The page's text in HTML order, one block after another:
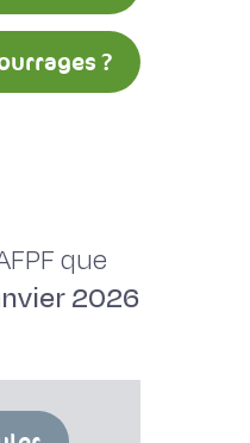
?
que
2026